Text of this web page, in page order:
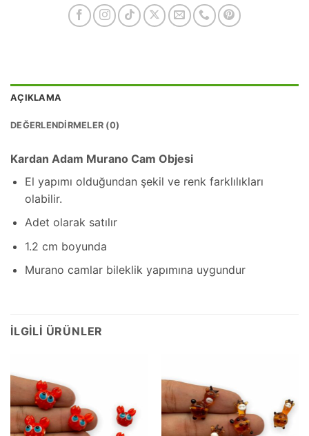
AÇIKLAMA
DEĞERLENDIRMELER (0)
Kardan Adam Murano Cam Objesi
El yapımı olduğundan şekil ve renk farklılıkları
olabilir.
Adet olarak satılır
1.2 cm boyunda
Murano camlar bileklik yapımına uygundur
İLGILI ÜRÜNLER